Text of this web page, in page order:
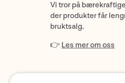
Vi tror på
der produkter får
bruktsalg.
👉 Les mer om oss